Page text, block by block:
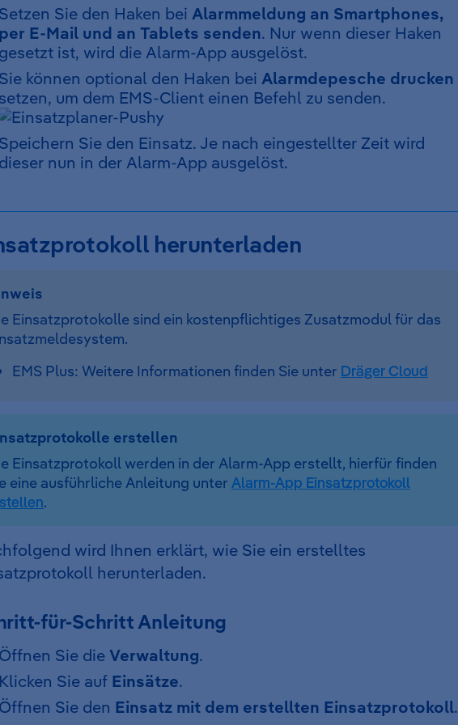
Setzen Sie den Haken bei Alarmmeldung an Smartphones,
per E-Mail und an Tablets senden. Nur wenn dieser Haken
gesetzt ist, wird die Alarm-App ausgelöst.
Sie können optional den Haken bei Alarmdepesche drucken
setzen, um dem EMS-Client einen Befehl zu senden.
Speichern Sie den Einsatz. Je nach eingestellter Zeit wird
dieser nun in der Alarm-App ausgelöst.
herunterladen
Einsatzprotokolle sind ein kostenpflichtiges Zusatzmodul für das
EMS Plus: Weitere Informationen finden Sie unter Dräger Cloud
erstellen
Einsatzprotokoll werden in der Alarm-App erstellt, hierfür finden
eine ausführliche Anleitung unter Alarm-App Einsatzprotokoll
.
wird Ihnen erklärt, wie Sie ein erstelltes
herunterladen.
für-Schritt Anleitung
Öffnen Sie die Verwaltung.
Klicken Sie auf Einsätze.
Öffnen Sie den Einsatz mit dem erstellten Einsatzprotokoll.